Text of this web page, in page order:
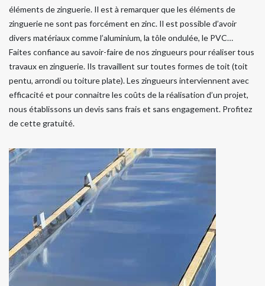
éléments de zinguerie. Il est à remarquer que les éléments de
zinguerie ne sont pas forcément en zinc. Il est possible d’avoir
divers matériaux comme l’aluminium, la tôle ondulée, le PVC…
Faites confiance au savoir-faire de nos zingueurs pour réaliser tous
travaux en zinguerie. Ils travaillent sur toutes formes de toit (toit
pentu, arrondi ou toiture plate). Les zingueurs interviennent avec
efficacité et pour connaitre les coûts de la réalisation d’un projet,
nous établissons un devis sans frais et sans engagement. Profitez
de cette gratuité.